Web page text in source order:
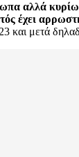
αλλά κυρίως
έχει
και μετά